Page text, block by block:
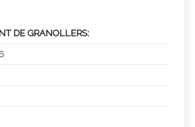
DE GRANOLLERS: